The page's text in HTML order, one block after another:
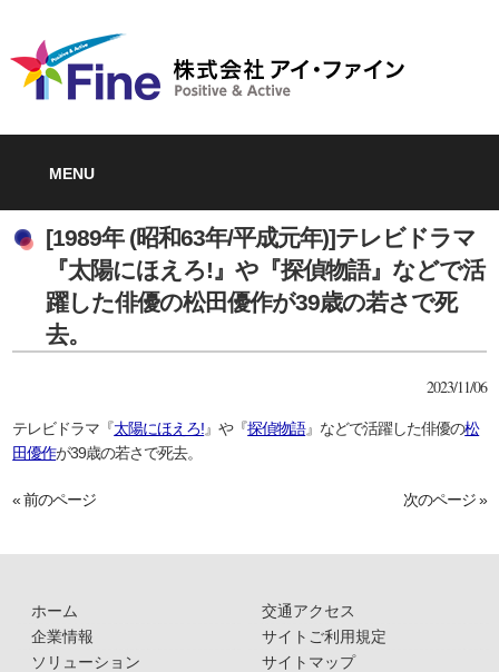
MENU
[1989年 (昭和63年/平成元年)]テレビドラマ
『太陽にほえろ!』や『探偵物語』などで活
躍した俳優の松田優作が39歳の若さで死
去。
2023/11/06
テレビドラマ『太陽にほえろ!』や『探偵物語』などで活躍した俳優の松
田優作が39歳の若さで死去。
« 前のページ 次のページ »
ホーム
企業情報
ソリューション
交通アクセス
サイトご利用規定
サイトマップ